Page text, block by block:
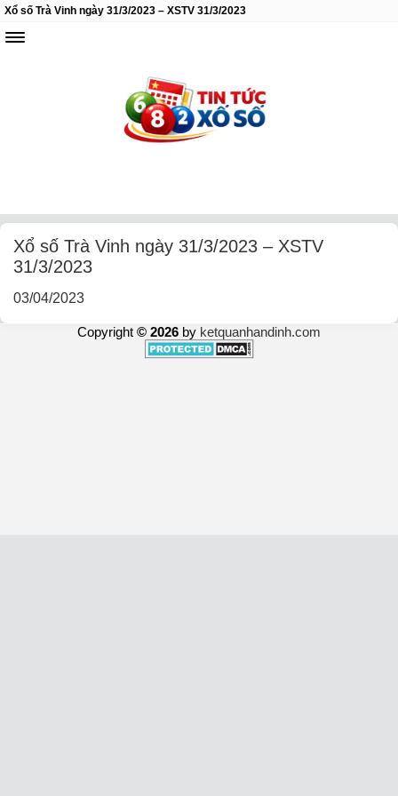
Xổ số Trà Vinh ngày 31/3/2023 – XSTV 31/3/2023
Xổ số Trà Vinh ngày 31/3/2023 – XSTV
31/3/2023
03/04/2023
Copyright © 2026 by ketquanhandinh.com